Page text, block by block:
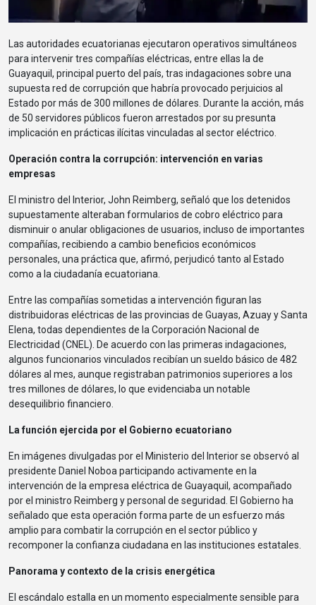
Las autoridades ecuatorianas ejecutaron operativos simultáneos
para intervenir tres compañías eléctricas, entre ellas la de
Guayaquil, principal puerto del país, tras indagaciones sobre una
supuesta red de corrupción que habría provocado perjuicios al
Estado por más de 300 millones de dólares. Durante la acción, más
de 50 servidores públicos fueron arrestados por su presunta
implicación en prácticas ilícitas vinculadas al sector eléctrico.
Operación contra la corrupción: intervención en varias
empresas
El ministro del Interior, John Reimberg, señaló que los detenidos
supuestamente alteraban formularios de cobro eléctrico para
disminuir o anular obligaciones de usuarios, incluso de importantes
compañías, recibiendo a cambio beneficios económicos
personales, una práctica que, afirmó, perjudicó tanto al Estado
como a la ciudadanía ecuatoriana.
Entre las compañías sometidas a intervención figuran las
distribuidoras eléctricas de las provincias de Guayas, Azuay y Santa
Elena, todas dependientes de la Corporación Nacional de
Electricidad (CNEL). De acuerdo con las primeras indagaciones,
algunos funcionarios vinculados recibían un sueldo básico de 482
dólares al mes, aunque registraban patrimonios superiores a los
tres millones de dólares, lo que evidenciaba un notable
desequilibrio financiero.
La función ejercida por el Gobierno ecuatoriano
En imágenes divulgadas por el Ministerio del Interior se observó al
presidente Daniel Noboa participando activamente en la
intervención de la empresa eléctrica de Guayaquil, acompañado
por el ministro Reimberg y personal de seguridad. El Gobierno ha
señalado que esta operación forma parte de un esfuerzo más
amplio para combatir la corrupción en el sector público y
recomponer la confianza ciudadana en las instituciones estatales.
Panorama y contexto de la crisis energética
El escándalo estalla en un momento especialmente sensible para